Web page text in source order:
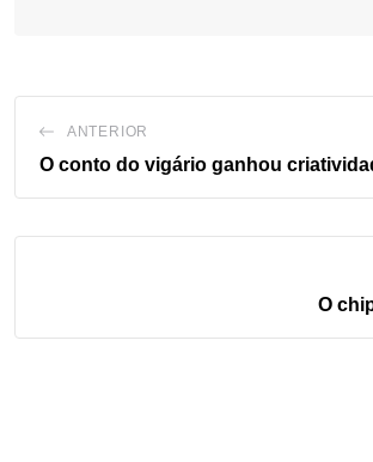
ANTERIOR
O conto do vigário ganhou
O